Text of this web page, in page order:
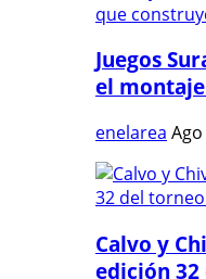
Juegos
el
enelarea
Calvo y
edición 32